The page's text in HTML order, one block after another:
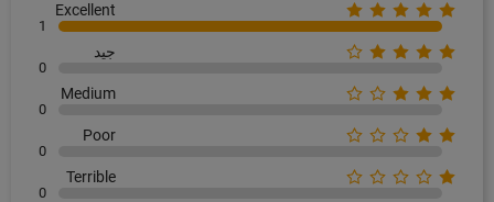
Excellent
1
جيد
0
Medium
0
Poor
0
Terrible
0